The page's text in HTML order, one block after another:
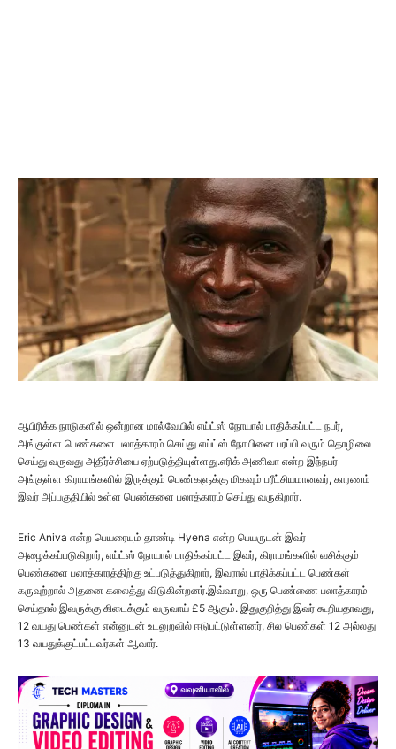
ஆபிரிக்க நாடுகளில் ஒன்றான மால்வேயில் எய்ட்ஸ் நோயால் பாதிக்கப்பட்ட நபர்,
அங்குள்ள பெண்களை பலாத்காரம் செய்து எய்ட்ஸ் நோயினை பரப்பி வரும் தொழிலை
செய்து வருவது அதிர்ச்சியை ஏற்படுத்தியுள்ளது.எரிக் அணிவா என்ற இந்நபர்
அங்குள்ள கிராமங்களில் இருக்கும் பெண்களுக்கு மிகவும் பரீட்சியமானவர், காரணம்
இவர் அப்பகுதியில் உள்ள பெண்களை பலாத்காரம் செய்து வருகிறார்.
Eric Aniva என்ற பெயரையும் தாண்டி Hyena என்ற பெயருடன் இவர்
அழைக்கப்படுகிறார், எய்ட்ஸ் நோயால் பாதிக்கப்பட்ட இவர், கிராமங்களில் வசிக்கும்
பெண்களை பலாத்காரத்திற்கு உட்படுத்துகிறார், இவரால் பாதிக்கப்பட்ட பெண்கள்
கருவுற்றால் அதனை கலைத்து விடுகின்றனர்.இவ்வாறு, ஒரு பெண்ணை பலாத்காரம்
செய்தால் இவருக்கு கிடைக்கும் வருவாய் £5 ஆகும். இதுகுறித்து இவர் கூறியதாவது,
12 வயது பெண்கள் என்னுடன் உடலுறவில் ஈடுபட்டுள்ளனர், சில பெண்கள் 12 அல்லது
13 வயதுக்குட்பட்டவர்கள் ஆவார்.